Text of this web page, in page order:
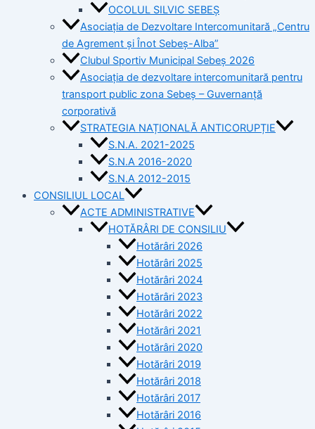
OCOLUL SILVIC SEBEȘ
Asociația de Dezvoltare Intercomunitară „Centru
de Agrement și Înot Sebeș-Alba”
Clubul Sportiv Municipal Sebeș 2026
Asociația de dezvoltare intercomunitară pentru
transport public zona Sebeș – Guvernanță
corporativă
STRATEGIA NAȚIONALĂ ANTICORUPȚIE
S.N.A. 2021-2025
S.N.A 2016-2020
S.N.A 2012-2015
CONSILIUL LOCAL
ACTE ADMINISTRATIVE
HOTĂRÂRI DE CONSILIU
Hotărâri 2026
Hotărâri 2025
Hotărâri 2024
Hotărâri 2023
Hotărâri 2022
Hotărâri 2021
Hotărâri 2020
Hotărâri 2019
Hotărâri 2018
Hotărâri 2017
Hotărâri 2016